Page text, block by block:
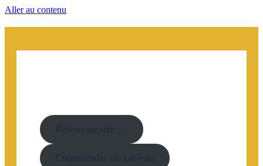
Aller au contenu